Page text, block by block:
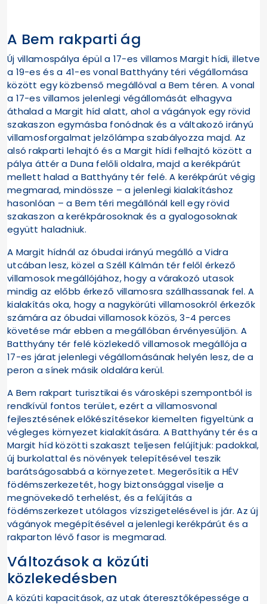
A Bem rakparti ág
Új villamospálya épül a 17-es villamos Margit hídi, illetve
a 19-es és a 41-es vonal Batthyány téri végállomása
között egy közbenső megállóval a Bem téren. A vonal
a 17-es villamos jelenlegi végállomását elhagyva
áthalad a Margit híd alatt, ahol a vágányok egy rövid
szakaszon egymásba fonódnak és a váltakozó irányú
villamosforgalmat jelzőlámpa szabályozza majd. Az
alsó rakparti lehajtó és a Margit hídi felhajtó között a
pálya áttér a Duna felőli oldalra, majd a kerékpárút
mellett halad a Batthyány tér felé. A kerékpárút végig
megmarad, mindössze – a jelenlegi kialakításhoz
hasonlóan – a Bem téri megállónál kell egy rövid
szakaszon a kerékpárosoknak és a gyalogosoknak
együtt haladniuk.
A Margit hídnál az óbudai irányú megálló a Vidra
utcában lesz, közel a Széll Kálmán tér felől érkező
villamosok megállójához, hogy a várakozó utasok
mindig az előbb érkező villamosra szállhassanak fel. A
kialakítás oka, hogy a nagykörúti villamosokról érkezők
számára az óbudai villamosok közös, 3-4 perces
követése már ebben a megállóban érvényesüljön. A
Batthyány tér felé közlekedő villamosok megállója a
17-es járat jelenlegi végállomásának helyén lesz, de a
peron a sínek másik oldalára kerül.
A Bem rakpart turisztikai és városképi szempontból is
rendkívül fontos terület, ezért a villamosvonal
fejlesztésének előkészítésekor kiemelten figyeltünk a
végleges környezet kialakítására. A Batthyány tér és a
Margit híd közötti szakaszt teljesen felújítjuk: padokkal,
új burkolattal és növények telepítésével teszik
barátságosabbá a környezetet. Megerősítik a HÉV
födémszerkezetét, hogy biztonsággal viselje a
megnövekedő terhelést, és a felújítás a
födémszerkezet utólagos vízszigetelésével is jár. Az új
vágányok megépítésével a jelenlegi kerékpárút és a
rakparton lévő fasor is megmarad.
Változások a közúti
közlekedésben
A közúti kapacitások, az utak áteresztőképessége a